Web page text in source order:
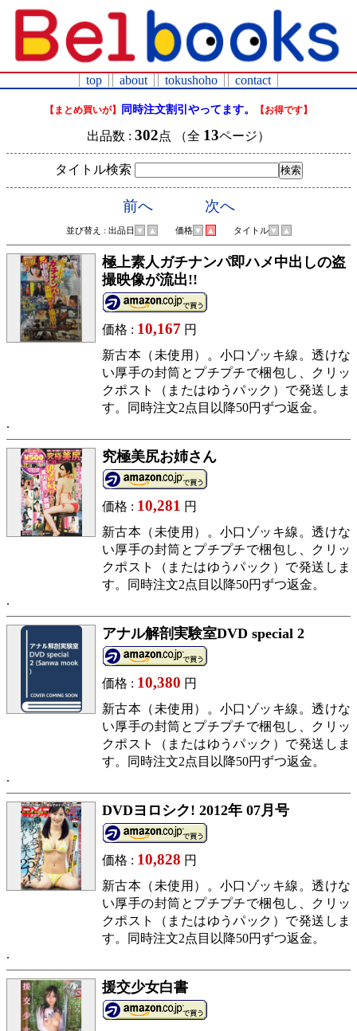
top about tokushoho contact
【まとめ買いが】 同時注文割引やってます。 【お得です】
出品数 : 302点 （全 13ページ）
タイトル検索
前へ 次へ
並び替え : 出品日 ▼ ▲ 価格 ▼ ▲ タイトル ▼ ▲
極上素人ガチナンパ即ハメ中出しの盗
撮映像が流出!!
価格 : 10,167 円
新古本（未使用）。小口ゾッキ線。透けな
い厚手の封筒とプチプチで梱包し、クリッ
クポスト（またはゆうパック）で発送しま
す。同時注文2点目以降50円ずつ返金。
究極美尻お姉さん
価格 : 10,281 円
新古本（未使用）。小口ゾッキ線。透けな
い厚手の封筒とプチプチで梱包し、クリッ
クポスト（またはゆうパック）で発送しま
す。同時注文2点目以降50円ずつ返金。
アナル解剖実験室DVD special 2
価格 : 10,380 円
新古本（未使用）。小口ゾッキ線。透けな
い厚手の封筒とプチプチで梱包し、クリッ
クポスト（またはゆうパック）で発送しま
す。同時注文2点目以降50円ずつ返金。
DVDヨロシク! 2012年 07月号
価格 : 10,828 円
新古本（未使用）。小口ゾッキ線。透けな
い厚手の封筒とプチプチで梱包し、クリッ
クポスト（またはゆうパック）で発送しま
す。同時注文2点目以降50円ずつ返金。
援交少女白書